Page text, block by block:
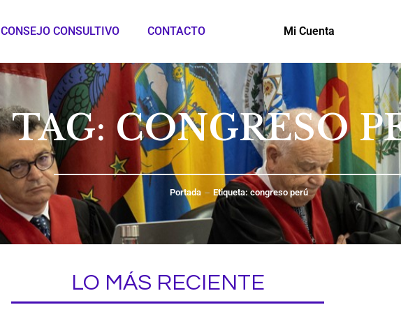
CONSEJO CONSULTIVO CONTACTO Mi Cuenta
TAG: CONGRESO
Portada Etiqueta: congreso perú
LO MÁS RECIENTE